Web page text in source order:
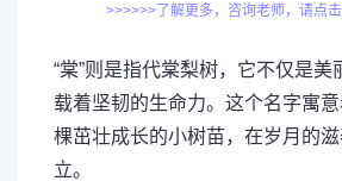
>>>>>>了解更多，咨询老师，请点
“棠”则是指代棠梨树，它不仅是美
载着坚韧的生命力。这个名字寓
棵茁壮成长的小树苗，在岁月的
立。